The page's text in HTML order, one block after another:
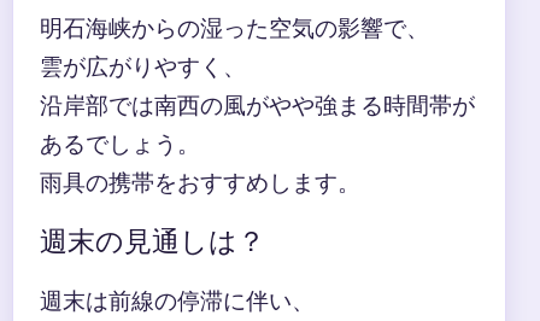
明石海峡からの湿った空気の影響で、
雲が広がりやすく、
沿岸部では南西の風がやや強まる時間帯が
あるでしょう。
雨具の携帯をおすすめします。
週末の見通しは？
週末は前線の停滞に伴い、